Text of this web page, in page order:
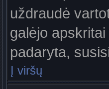
uždraudė
galėjo
padaryta,
Į viršų